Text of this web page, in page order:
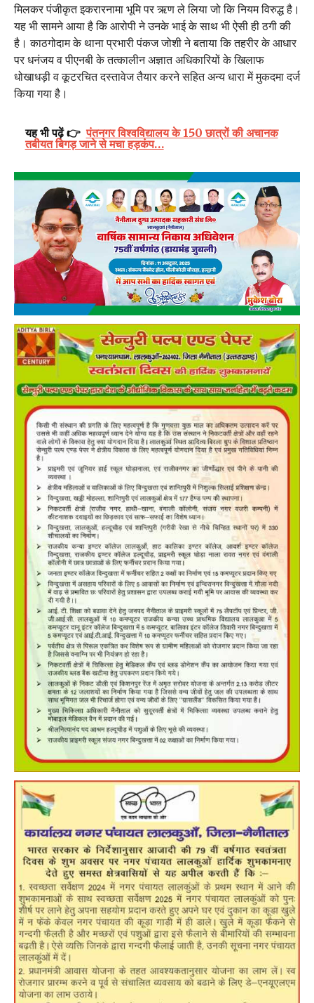
मिलकर पंजीकृत इकरारनामा भूमि पर ऋण ले लिया जो कि नियम विरुद्ध है।
यह भी सामने आया है कि आरोपी ने उनके भाई के साथ भी ऐसी ही ठगी की
है। काठगोदाम के थाना प्रभारी पंकज जोशी ने बताया कि तहरीर के आधार
पर धनंजय व पीएनबी के तत्कालीन अज्ञात अधिकारियों के खिलाफ
धोखाधड़ी व कूटरचित दस्तावेज तैयार करने सहित अन्य धारा में मुकदमा दर्ज
किया गया है।
यह भी पढ़ें 👉 पंतनगर विश्वविद्यालय के 150 छात्रों की अचानक
तबीयत बिगड़ जाने से मचा हड़कंप…